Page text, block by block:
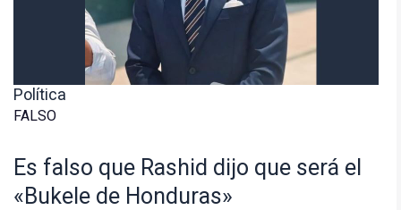
Política
FALSO
Es falso que Rashid dijo que será el
«Bukele de Honduras»